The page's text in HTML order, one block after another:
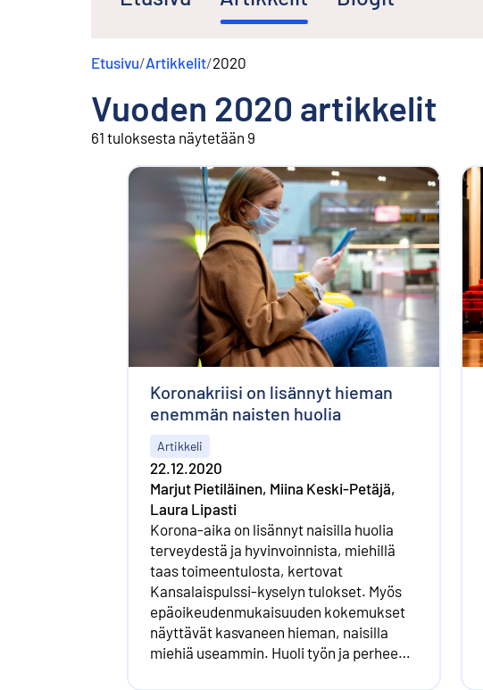
Etusivu/Artikkelit/2020
Vuoden 2020 artikkelit
61 tuloksesta näytetään 9
Koronakriisi on lisännyt hieman
enemmän naisten huolia
Artikkeli
22.12.2020
Marjut Pietiläinen, Miina Keski-Petäjä,
Laura Lipasti
Korona-aika on lisännyt naisilla huolia
terveydestä ja hyvinvoinnista, miehillä
taas toimeentulosta, kertovat
Kansalaispulssi-kyselyn tulokset. Myös
epäoikeudenmukaisuuden kokemukset
näyttävät kasvaneen hieman, naisilla
miehiä useammin. Huoli työn ja perheen